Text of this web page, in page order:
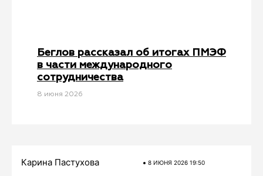
Беглов рассказал об итогах ПМЭФ
в части международного
сотрудничества
8 июня 2026
Карина Пастухова 8 ИЮНЯ 2026 19:50